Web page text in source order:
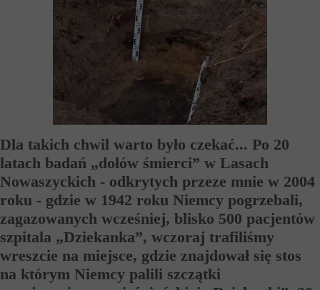
Dla takich chwil warto było czekać... Po 20
latach badań „dołów śmierci” w Lasach
Nowaszyckich - odkrytych przeze mnie w 2004
roku - gdzie w 1942 roku Niemcy pogrzebali,
zagazowanych wcześniej, blisko 500 pacjentów
szpitala „Dziekanka”, wczoraj trafiliśmy
wreszcie na miejsce, gdzie znajdował się stos
na którym Niemcy palili szczątki